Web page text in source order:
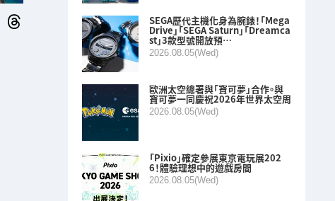
SEGA歷代主機化身為腕錶！「Mega
Drive」「SEGA Saturn」「Dreamca
st」3款型號開放預…
2026.08.05(Wed)
歐洲太空總署與「寶可夢」合作。與
寶可夢一同慶祝2026年世界太空周
2026.08.05(Wed)
「Pixio」確定參展東京電玩展202
6！體驗理想中的遊戲房間
2026.08.05(Wed)